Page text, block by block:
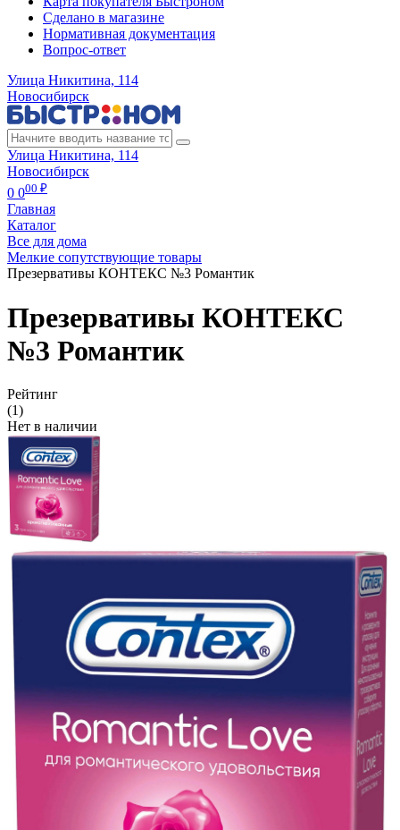
Сделано в магазине
Нормативная документация
Вопрос-ответ
Улица Никитина, 114
Новосибирск
Улица Никитина, 114
Новосибирск
0 000 ₽
Главная
Каталог
Все для дома
Мелкие сопутствующие товары
Презервативы КОНТЕКС №3 Романтик
Презервативы КОНТЕКС
№3 Романтик
Рейтинг
(1)
Нет в наличии